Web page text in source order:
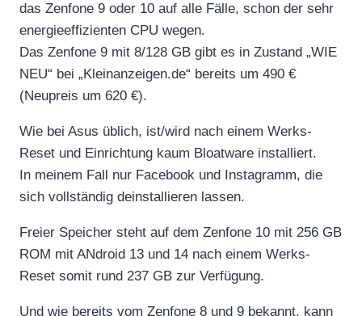
das Zenfone 9 oder 10 auf alle Fälle, schon der sehr
energieeffizienten CPU wegen.
Das Zenfone 9 mit 8/128 GB gibt es in Zustand „WIE
NEU“ bei „Kleinanzeigen.de“ bereits um 490 €
(Neupreis um 620 €).
Wie bei Asus üblich, ist/wird nach einem Werks-
Reset und Einrichtung kaum Bloatware installiert.
In meinem Fall nur Facebook und Instagramm, die
sich vollständig deinstallieren lassen.
Freier Speicher steht auf dem Zenfone 10 mit 256 GB
ROM mit ANdroid 13 und 14 nach einem Werks-
Reset somit rund 237 GB zur Verfügung.
Und wie bereits vom Zenfone 8 und 9 bekannt, kann